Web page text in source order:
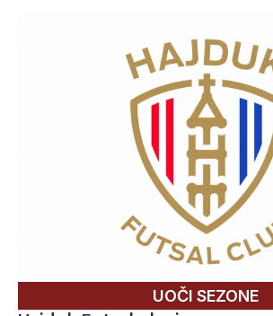
UOČI SEZONE